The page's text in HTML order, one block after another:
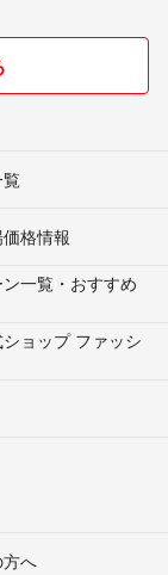
格情報
一覧・おすすめ
ョップ ファッシ
へ